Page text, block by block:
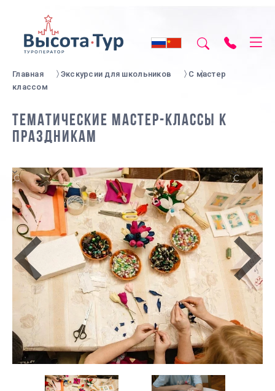
Главная Экскурсии для школьников
С мастер
классом
ТЕМАТИЧЕСКИЕ МАСТЕР-КЛАССЫ К
ПРАЗДНИКАМ